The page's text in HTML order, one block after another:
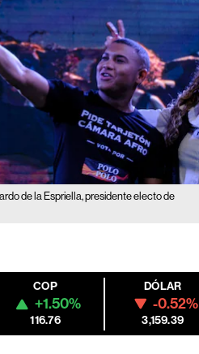
de la Espriella, presidente electo de
COP
+1.50%
116.76
DÓLAR
-0.52%
3,159.39